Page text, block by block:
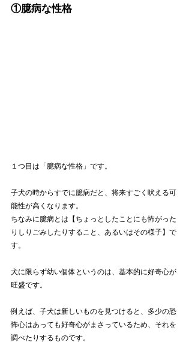
①臆病な性格
１つ目は「臆病な性格」です。
子犬の時からすでに臆病だと、将来すごく吠える可
能性が高くなります。
ちなみに臆病とは【ちょっとしたことにも怖がった
りしりごみしたりすること、あるいはその様子】で
す。
犬に限らず幼い個体というのは、基本的に好奇心が
旺盛です。
例えば、子犬は新しいものを見つけると、多少の恐
怖心はあっても好奇心がまさっているため、それを
調べたりするものです。